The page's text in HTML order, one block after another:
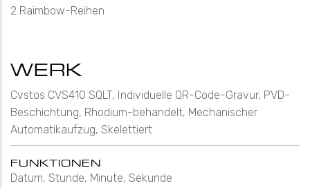
2 Raimbow-Reihen
WERK
Cvstos CVS410 SQLT, Individuelle QR-Code-Gravur, PVD-
Beschichtung, Rhodium-behandelt, Mechanischer
Automatikaufzug, Skelettiert
FUNKTIONEN
Datum, Stunde, Minute, Sekunde